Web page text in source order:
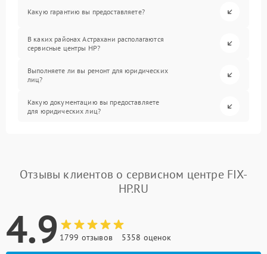
Какую гарантию вы предоставляете?
В каких районах Астрахани располагаются
сервисные центры HP?
Выполняете ли вы ремонт для юридических
лиц?
Какую документацию вы предоставляете
для юридических лиц?
Отзывы клиентов о сервисном центре FIX-
HP.RU
4.9 1799 отзывов 5358 оценок